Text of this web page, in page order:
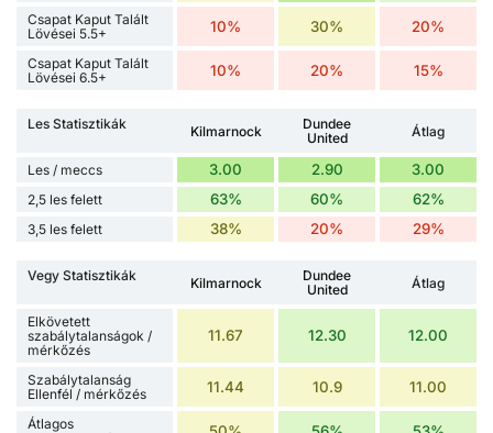
Csapat Kaput Talált
Lövései 5.5+
10% 30% 20%
Csapat Kaput Talált
Lövései 6.5+
10% 20% 15%
Les Statisztikák Kilmarnock
Dundee
United
Átlag
Les / meccs 3.00 2.90 3.00
2,5 les felett 63% 60% 62%
3,5 les felett 38% 20% 29%
Vegy Statisztikák Kilmarnock
Dundee
United
Átlag
Elkövetett
szabálytalanságok /
mérkőzés
11.67 12.30 12.00
Szabálytalanság
Ellenfél / mérkőzés
11.44 10.9 11.00
Átlagos